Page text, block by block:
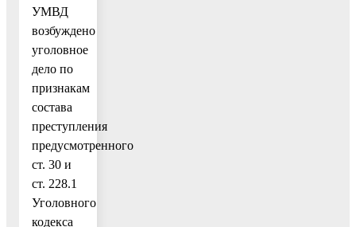
УМВД
возбуждено
уголовное
дело по
признакам
состава
преступления
предусмотренного
ст. 30 и
ст. 228.1
Уголовного
кодекса